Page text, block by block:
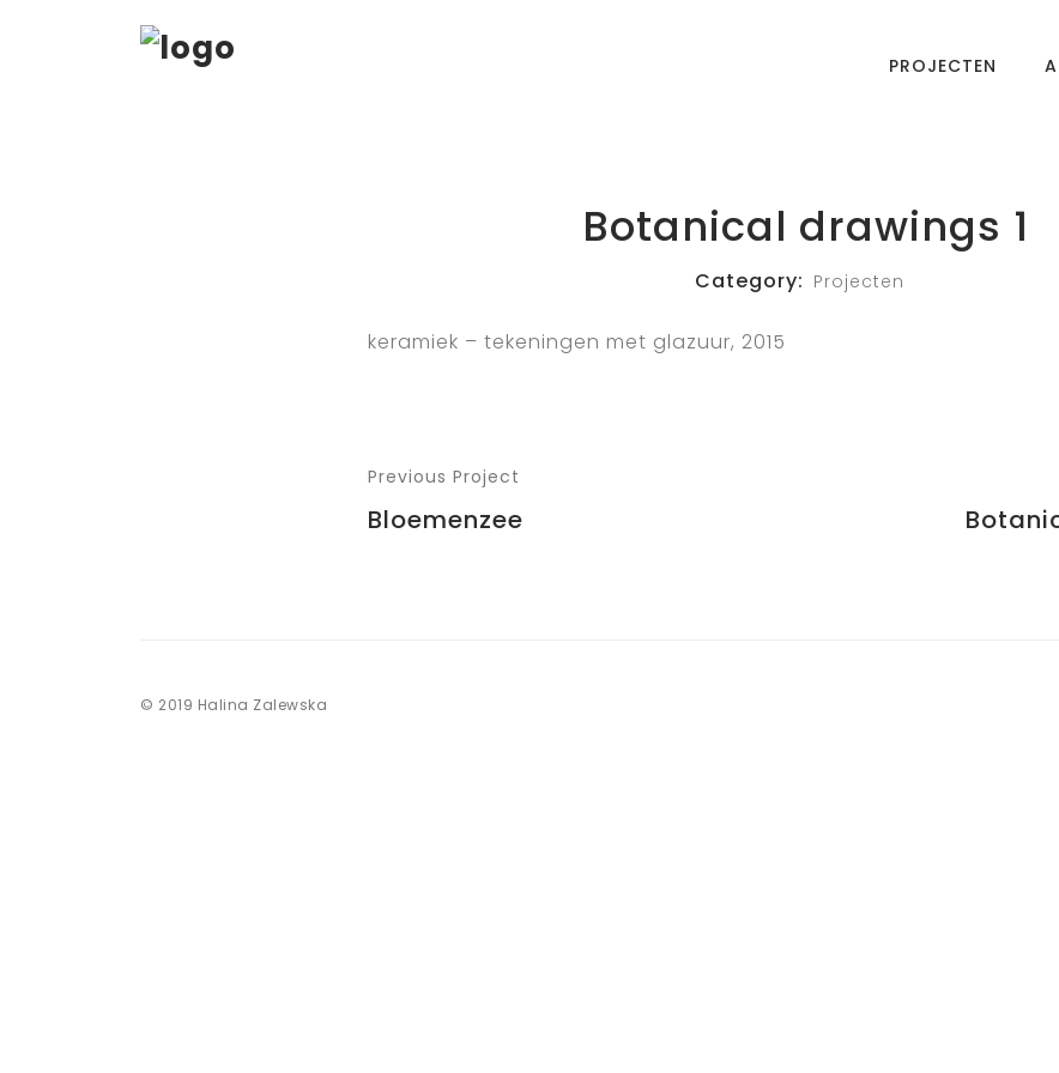
PROJECTEN
Botanical drawings 1
Category: Projecten
keramiek – tekeningen met glazuur, 2015
Previous Project
Bloemenzee
© 2019 Halina Zalewska